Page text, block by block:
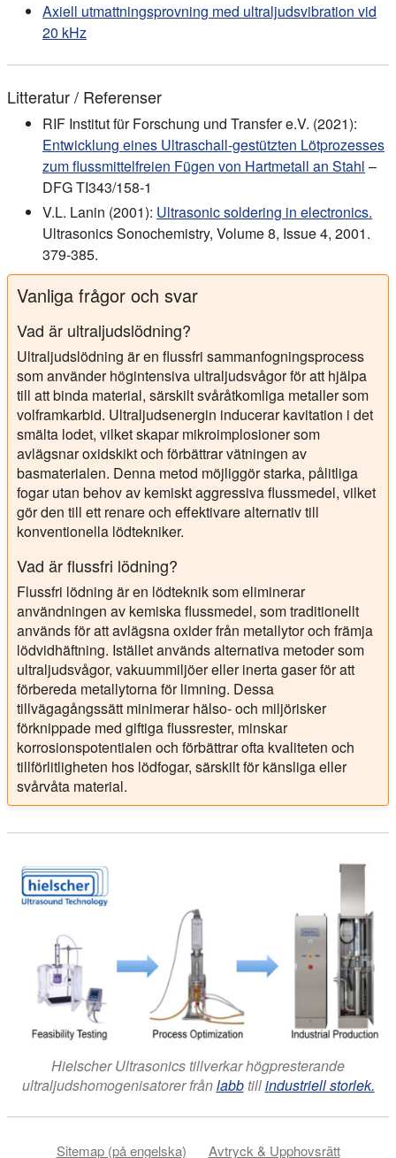
Axiell utmattningsprovning med ultraljudsvibration vid
20 kHz
Litteratur / Referenser
RIF Institut für Forschung und Transfer e.V. (2021):
Entwicklung eines Ultraschall-gestützten Lötprozesses
zum flussmittelfreien Fügen von Hartmetall an Stahl –
DFG TI343/158-1
V.L. Lanin (2001): Ultrasonic soldering in electronics.
Ultrasonics Sonochemistry, Volume 8, Issue 4, 2001.
379-385.
Vanliga frågor och svar
Vad är ultraljudslödning?
Ultraljudslödning är en flussfri sammanfogningsprocess
som använder högintensiva ultraljudsvågor för att hjälpa
till att binda material, särskilt svåråtkomliga metaller som
volframkarbid. Ultraljudsenergin inducerar kavitation i det
smälta lodet, vilket skapar mikroimplosioner som
avlägsnar oxidskikt och förbättrar vätningen av
basmaterialen. Denna metod möjliggör starka, pålitliga
fogar utan behov av kemiskt aggressiva flussmedel, vilket
gör den till ett renare och effektivare alternativ till
konventionella lödtekniker.
Vad är flussfri lödning?
Flussfri lödning är en lödteknik som eliminerar
användningen av kemiska flussmedel, som traditionellt
används för att avlägsna oxider från metallytor och främja
lödvidhäftning. Istället används alternativa metoder som
ultraljudsvågor, vakuummiljöer eller inerta gaser för att
förbereda metallytorna för limning. Dessa
tillvägagångssätt minimerar hälso- och miljörisker
förknippade med giftiga flussrester, minskar
korrosionspotentialen och förbättrar ofta kvaliteten och
tillförlitligheten hos lödfogar, särskilt för känsliga eller
svårvåta material.
Hielscher Ultrasonics tillverkar högpresterande
ultraljudshomogenisatorer frånlabbtillindustriell storlek.
Sitemap (på engelska) Avtryck & Upphovsrätt